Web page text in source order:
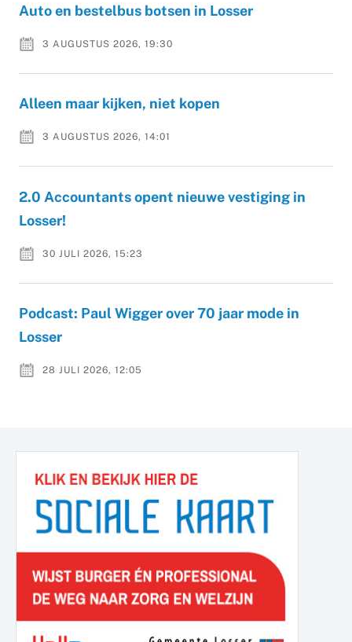
Auto en bestelbus botsen in Losser
3 AUGUSTUS 2026, 19:30
Alleen maar kijken, niet kopen
3 AUGUSTUS 2026, 14:01
2.0 Accountants opent nieuwe vestiging in
Losser!
30 JULI 2026, 15:23
Podcast: Paul Wigger over 70 jaar mode in
Losser
28 JULI 2026, 12:05